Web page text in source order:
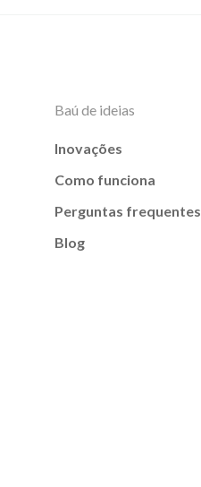
Baú de ideias
Inovações
Como funciona
Perguntas frequentes
Blog